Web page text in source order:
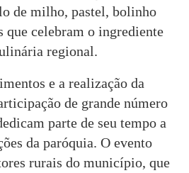
de milho, pastel, bolinho
que celebram o ingrediente
regional.
e a realização da
de grande número
parte de seu tempo a
da paróquia. O evento
rurais do município, que